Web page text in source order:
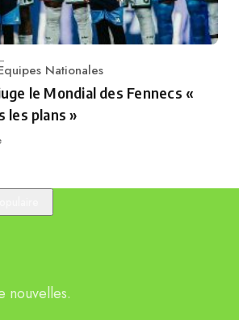
Nationales
le Mondial des Fennecs «
les plans »
nouvelles.